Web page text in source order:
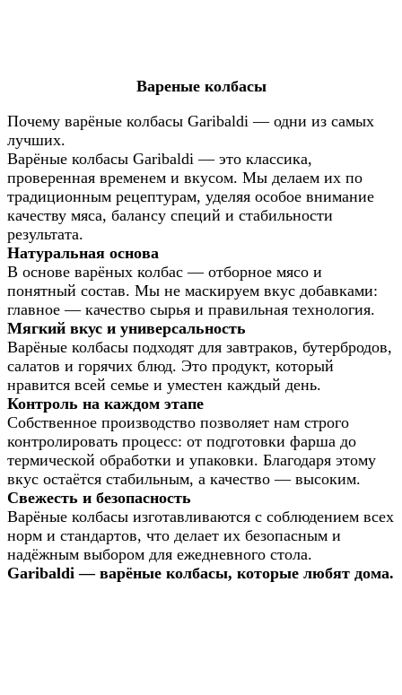
Вареные колбасы
Почему варёные колбасы Garibaldi — одни из самых
лучших.
Варёные колбасы Garibaldi — это классика,
проверенная временем и вкусом. Мы делаем их по
традиционным рецептурам, уделяя особое внимание
качеству мяса, балансу специй и стабильности
результата.
Натуральная основа
В основе варёных колбас — отборное мясо и
понятный состав. Мы не маскируем вкус добавками:
главное — качество сырья и правильная технология.
Мягкий вкус и универсальность
Варёные колбасы подходят для завтраков, бутербродов,
салатов и горячих блюд. Это продукт, который
нравится всей семье и уместен каждый день.
Контроль на каждом этапе
Собственное производство позволяет нам строго
контролировать процесс: от подготовки фарша до
термической обработки и упаковки. Благодаря этому
вкус остаётся стабильным, а качество — высоким.
Свежесть и безопасность
Варёные колбасы изготавливаются с соблюдением всех
норм и стандартов, что делает их безопасным и
надёжным выбором для ежедневного стола.
Garibaldi — варёные колбасы, которые любят дома.